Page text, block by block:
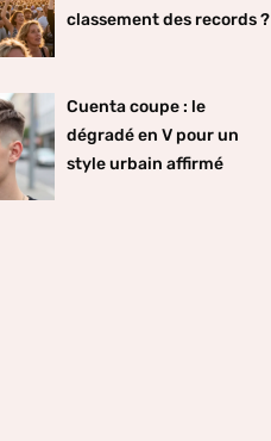
classement des records ?
Cuenta coupe : le
dégradé en V pour un
style urbain affirmé